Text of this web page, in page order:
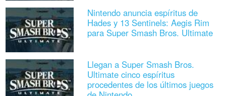
Nintendo anuncia espíritus de
Hades y 13 Sentinels: Aegis Rim
para Super Smash Bros. Ultimate
Llegan a Super Smash Bros.
Ultimate cinco espíritus
procedentes de los últimos juegos